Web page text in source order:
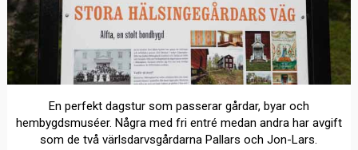
En perfekt dagstur som passerar gårdar, byar och
hembygdsmuséer. Några med fri entré medan andra har avgift
som de två värlsdarvsgårdarna Pallars och Jon-Lars.